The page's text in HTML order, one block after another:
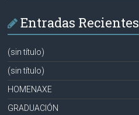
Entradas Recientes
(sin título)
(sin título)
HOMENAXE
GRADUACIÓN